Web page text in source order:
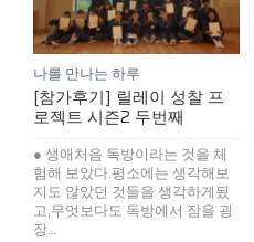
나를 만나는 하루
[참가후기] 릴레이 성찰 프
로젝트 시즌2 두번째
● 생애처음 독방이라는 것을 체
험해 보았다.평소에는 생각해보
지도 않았던 것들을 생각하게됬
고,무엇보다도 독방에서 잠을 굉
장...